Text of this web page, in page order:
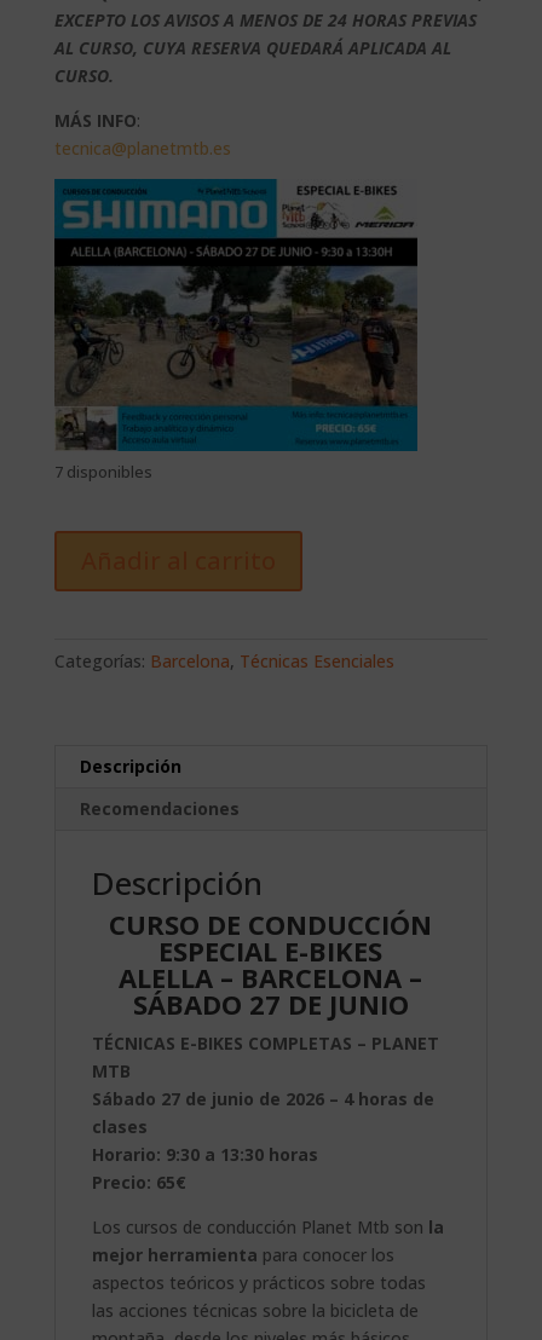
EXCEPTO LOS AVISOS A MENOS DE 24 HORAS PREVIAS
AL CURSO, CUYA RESERVA QUEDARÁ APLICADA AL
CURSO.
MÁS INFO:
tecnica@planetmtb.es
7 disponibles
Categorías: Barcelona, Técnicas Esenciales
Descripción
Recomendaciones
Descripción
CURSO DE CONDUCCIÓN
ESPECIAL E-BIKES
ALELLA – BARCELONA –
SÁBADO 27 DE JUNIO
TÉCNICAS E-BIKES COMPLETAS – PLANET
MTB
Sábado 27 de junio de 2026 – 4 horas de
clases
Horario: 9:30 a 13:30 horas
Precio: 65€
Los cursos de conducción Planet Mtb son la
mejor herramienta para conocer los
aspectos teóricos y prácticos sobre todas
las acciones técnicas sobre la bicicleta de